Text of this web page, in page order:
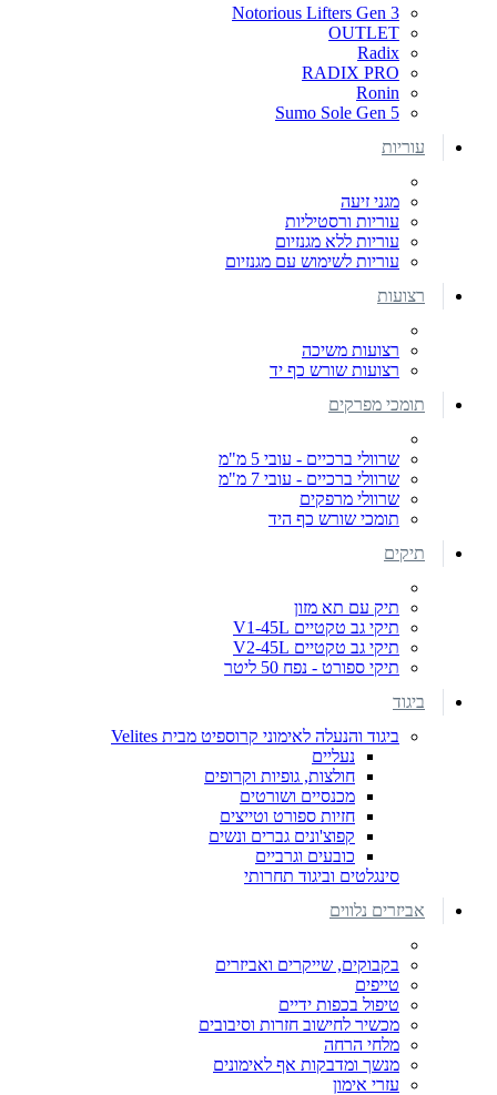
Notorious Lifters Gen 3
OUTLET
Radix
RADIX PRO
Ronin
Sumo Sole Gen 5
עוריות
מגני זיעה
עוריות ורסטיליות
עוריות ללא מגנזיום
עוריות לשימוש עם מגנזיום
רצועות
רצועות משיכה
רצועות שורש כף יד
תומכי מפרקים
שרוולי ברכיים - עובי 5 מ"מ
שרוולי ברכיים - עובי 7 מ"מ
שרוולי מרפקים
תומכי שורש כף היד
תיקים
תיק עם תא מזון
תיקי גב טקטיים V1-45L
תיקי גב טקטיים V2-45L
תיקי ספורט - נפח 50 ליטר
ביגוד
ביגוד והנעלה לאימוני קרוספיט מבית Velites
נעליים
חולצות, גופיות וקרופים
מכנסיים ושורטים
חזיות ספורט וטייצים
קפוצ'ונים גברים ונשים
כובעים וגרביים
סינגלטים וביגוד תחרותי
אביזרים נלווים
בקבוקים, שייקרים ואביזרים
טייפים
טיפול בכפות ידיים
מכשיר לחישוב חזרות וסיבובים
מלחי הרחה
מנשך ומדבקות אף לאימונים
עזרי אימון